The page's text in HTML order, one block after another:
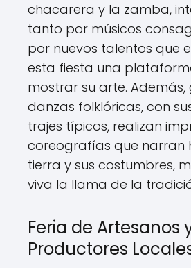
chacarera y la zamba,
tanto por músicos
por nuevos talentos que
esta fiesta una
mostrar su arte.
danzas folklóricas, con
trajes típicos, realizan
coreografías que narran
tierra y sus costumbres,
viva la llama de la
Feria de Artesanos
Productores